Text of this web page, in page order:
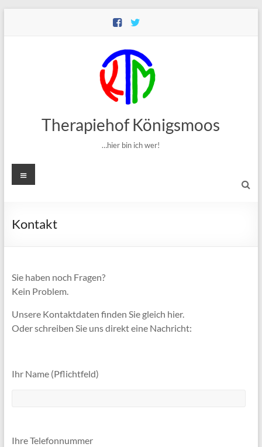
Therapiehof Königsmoos
…hier bin ich wer!
Menü
Kontakt
Sie haben noch Fragen?
Kein Problem.
Unsere Kontaktdaten finden Sie gleich hier.
Oder schreiben Sie uns direkt eine Nachricht:
Ihr Name (Pflichtfeld)
Ihre Telefonnummer